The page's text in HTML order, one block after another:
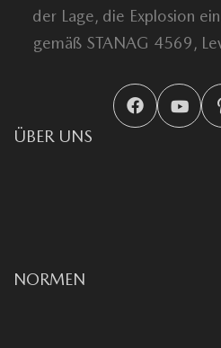
der Lage, die Explosion
gemäß STANAG 4569,
ÜBER UNS
NORMEN